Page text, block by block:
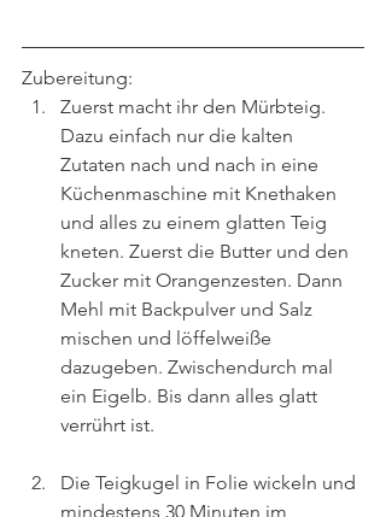
Zubereitung:
Zuerst macht ihr den Mürbteig.
Dazu einfach nur die kalten
Zutaten nach und nach in eine
Küchenmaschine mit Knethaken
und alles zu einem glatten Teig
kneten. Zuerst die Butter und den
Zucker mit Orangenzesten. Dann
Mehl mit Backpulver und Salz
mischen und löffelweiße
dazugeben. Zwischendurch mal
ein Eigelb. Bis dann alles glatt
verrührt ist.
Die Teigkugel in Folie wickeln und
mindestens 30 Minuten im